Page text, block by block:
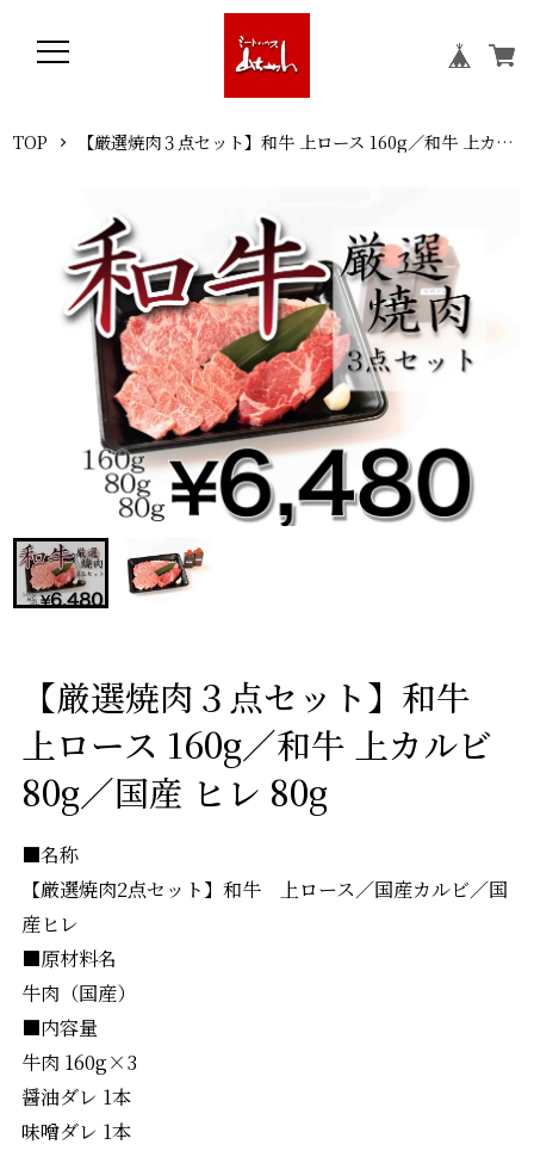
TOP 【厳選焼肉３点セット】和牛 上ロース 160g／和牛 上カルビ 80g／国産 ヒレ 80g
【厳選焼肉３点セット】和牛
上ロース 160g／和牛 上カルビ
80g／国産 ヒレ 80g
■名称
【厳選焼肉2点セット】和牛 上ロース／国産カルビ／国
産ヒレ
■原材料名
牛肉（国産）
■内容量
牛肉 160g×3
醤油ダレ 1本
味噌ダレ 1本